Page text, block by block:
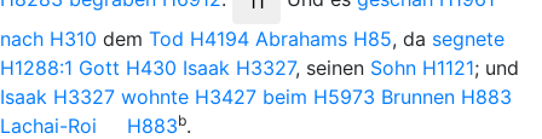
nach H310 dem Tod H4194 Abrahams H85, da segnete
H1288:1 Gott H430 Isaak H3327, seinen Sohn H1121; und
Isaak H3327 wohnte H3427 beim H5973 Brunnen H883
Lachai-Roi
H883b.